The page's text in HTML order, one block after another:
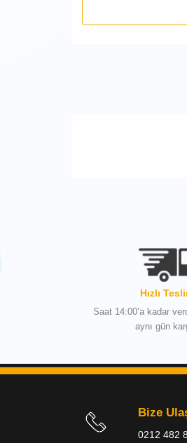
Hızlı
Saat 14:00’a kadar
aynı gün
Bize
0212 482